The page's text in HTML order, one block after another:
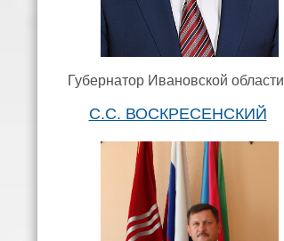
Губернатор Ивановской области
С.С. ВОСКРЕСЕНСКИЙ